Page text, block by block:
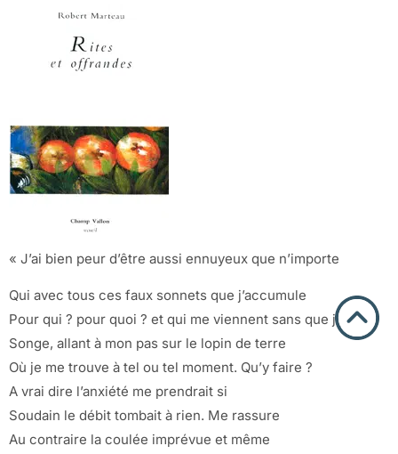
« J’ai bien peur d’être aussi ennuyeux que n’importe
Qui avec tous ces faux sonnets que j’accumule
Pour qui ? pour quoi ? et qui me viennent sans que j’y
Songe, allant à mon pas sur le lopin de terre
Où je me trouve à tel ou tel moment. Qu’y faire ?
A vrai dire l’anxiété me prendrait si
Soudain le débit tombait à rien. Me rassure
Au contraire la coulée imprévue et même